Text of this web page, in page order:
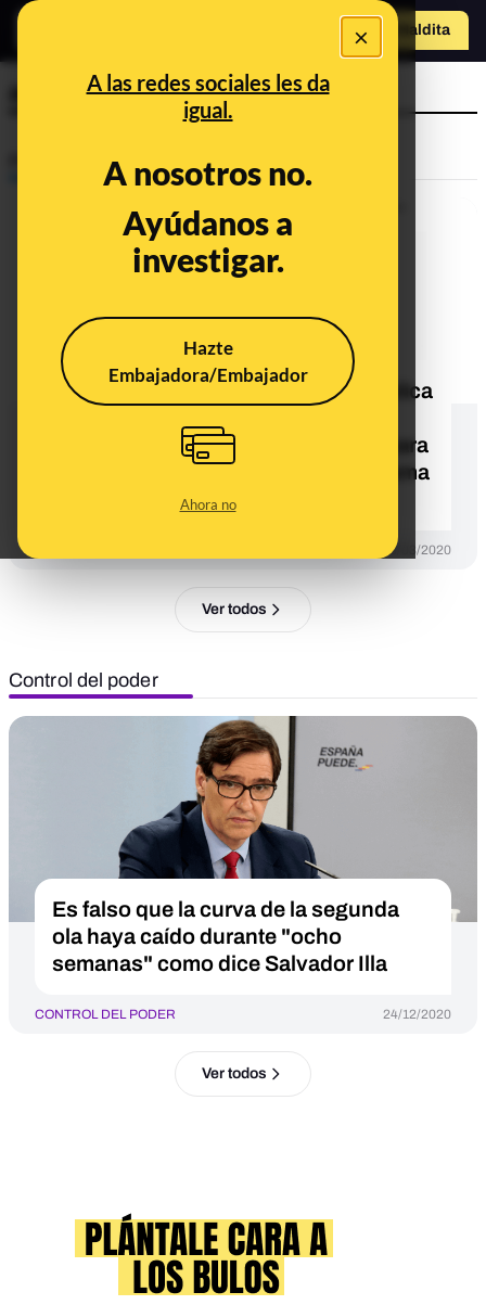
×
A las redes sociales les da
igual.
A nosotros no.
Ayúdanos a
investigar.
Hazte
Embajadora/Embajador
Ahora no
Hazte Maldita
aplanar la curva
Aplanar la curva: la gráfica que explica
contención contra el coronavirus para
reducir la transmisión y que el sistema
sanitario no colapse
20/03/2020
Ver todos
Control del poder
Es falso que la curva de la segunda
ola haya caído durante "ocho
semanas" como dice Salvador Illa
CONTROL DEL PODER 24/12/2020
Ver todos